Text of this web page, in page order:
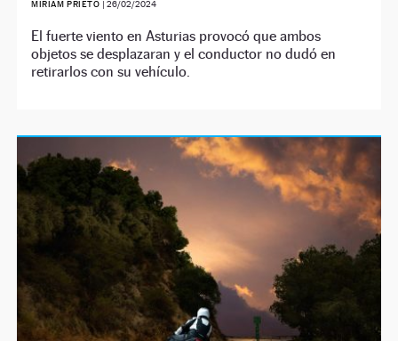
MIRIAM PRIETO | 26/02/2024
El fuerte viento en Asturias provocó que ambos
objetos se desplazaran y el conductor no dudó en
retirarlos con su vehículo.